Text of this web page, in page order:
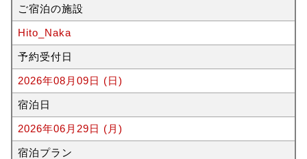
ご宿泊の施設
Hito_Naka
予約受付日
2026年08月09日 (日)
宿泊日
2026年06月29日 (月)
宿泊プラン